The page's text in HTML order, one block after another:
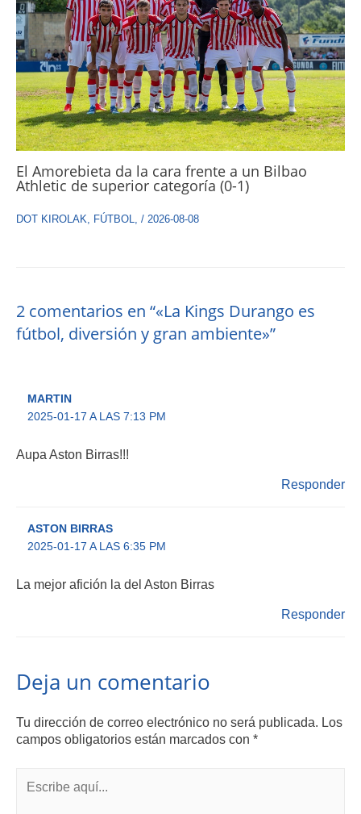
El Amorebieta da la cara frente a un Bilbao
Athletic de superior categoría (0-1)
DOT KIROLAK, FÚTBOL, / 2026-08-08
2 comentarios en “«La Kings Durango es
fútbol, diversión y gran ambiente»”
MARTIN
2025-01-17 A LAS 7:13 PM
Aupa Aston Birras!!!
Responder
ASTON BIRRAS
2025-01-17 A LAS 6:35 PM
La mejor afición la del Aston Birras
Responder
Deja un comentario
Tu dirección de correo electrónico no será publicada. Los
campos obligatorios están marcados con *